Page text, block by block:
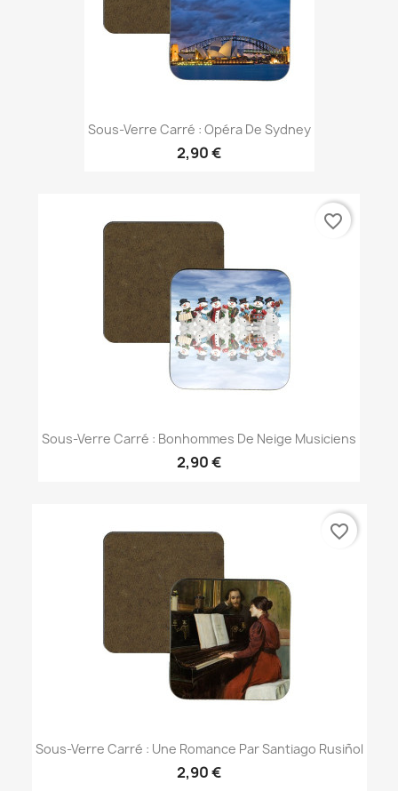
Sous-Verre Carré : Opéra De Sydney
2,90 €
Sous-Verre Carré : Bonhommes De Neige Musiciens
2,90 €
favorite_border
Sous-Verre Carré : Une Romance Par Santiago Rusiñol
2,90 €
favorite_border